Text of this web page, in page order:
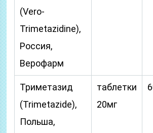
(Vero-
Trimetazidine),
Россия,
Верофарм
Триметазид
(Trimetazide),
Польша,
таблетки
20мг